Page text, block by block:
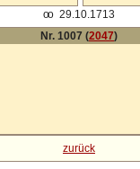
oo
29.10.1713
Nr. 1007 (2047)
zurück